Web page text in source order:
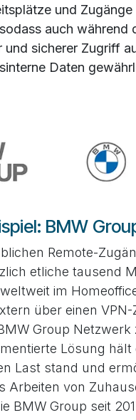
und
auch während
und sicherer Zugriff
Daten
BMW
Remote-
etliche tausend
im
über einen
Group Netzwerk
Lösung hält
Last stand und
Arbeiten von
BMW Group seit